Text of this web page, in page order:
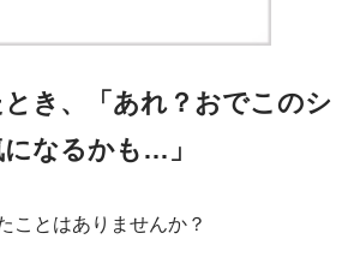
き、「あれ？おでこのシ
なるかも…」
ことはありませんか？